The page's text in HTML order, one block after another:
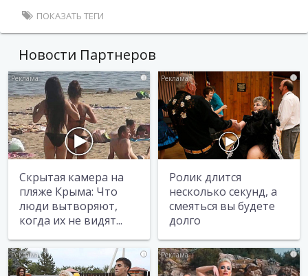
ПОКАЗАТЬ ТЕГИ
Новости Партнеров
i
Скрытая камера на
пляже Крыма: Что
люди вытворяют,
когда их не видят...
i
Ролик длится
несколько секунд, а
смеяться вы будете
долго
i i